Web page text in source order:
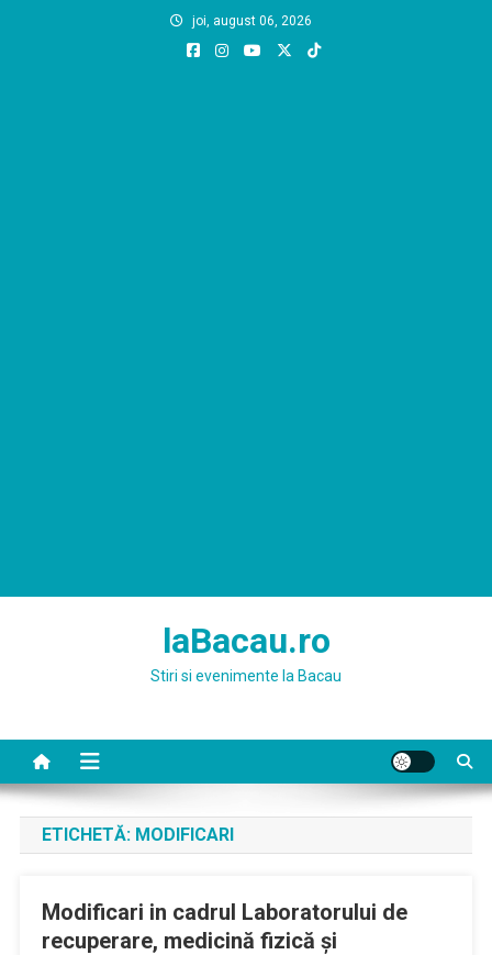
joi, august 06, 2026
laBacau.ro
Stiri si evenimente la Bacau
ETICHETĂ: MODIFICARI
Modificari in cadrul Laboratorului de
recuperare, medicină fizică și